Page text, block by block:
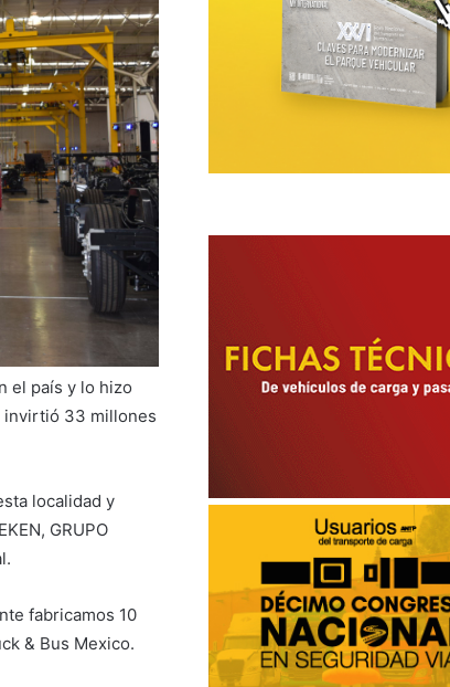
el país y lo hizo
invirtió 33 millones
localidad y
GRUPO
fabricamos 10
& Bus Mexico.